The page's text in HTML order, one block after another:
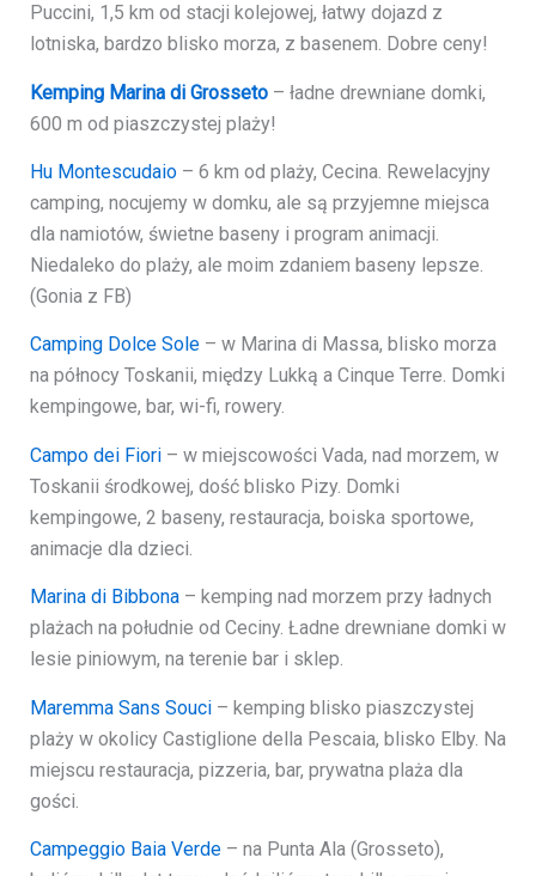
Puccini, 1,5 km od stacji kolejowej, łatwy dojazd z
lotniska, bardzo blisko morza, z basenem. Dobre ceny!
Kemping Marina di Grosseto– ładne drewniane domki,
600 m od piaszczystej plaży!
Hu Montescudaio– 6 km od plaży, Cecina. Rewelacyjny
camping, nocujemy w domku, ale są przyjemne miejsca
dla namiotów, świetne baseny i program animacji.
Niedaleko do plaży, ale moim zdaniem baseny lepsze.
(Gonia z FB)
Camping Dolce Sole– w Marina di Massa, blisko morza
na północy Toskanii, między Lukką a Cinque Terre. Domki
kempingowe, bar, wi-fi, rowery.
Campo dei Fiori– w miejscowości Vada, nad morzem, w
Toskanii środkowej, dość blisko Pizy. Domki
kempingowe, 2 baseny, restauracja, boiska sportowe,
animacje dla dzieci.
Marina di Bibbona– kemping nad morzem przy ładnych
plażach na południe od Ceciny. Ładne drewniane domki w
lesie piniowym, na terenie bar i sklep.
Maremma Sans Souci– kemping blisko piaszczystej
plaży w okolicy Castiglione della Pescaia, blisko Elby. Na
miejscu restauracja, pizzeria, bar, prywatna plaża dla
gości.
Campeggio Baia Verde– na Punta Ala (Grosseto),